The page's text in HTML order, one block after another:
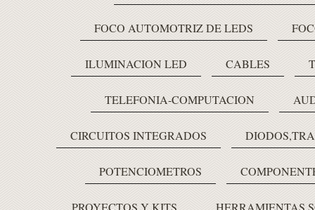
FOCO AUTOMOTRIZ DE LEDS
ILUMINACION LED CABLES
TELEFONIA-COMPUTACION
CIRCUITOS INTEGRADOS
POTENCIOMETROS
PROYECTOS Y KITS